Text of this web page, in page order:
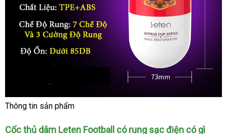
Cốc
thủ
Thông tin sản phẩm
Cốc thủ dâm Leten Football có rung sạc điện có gì